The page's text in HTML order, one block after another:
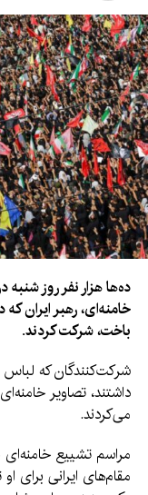
ده‌ها هزار نفر روز
خامنه‌ای، رهبر ایران
باخت، شرکت کردند.
شرکت‌کنندگان که لباس
داشتند، تصاویر
می‌کردند.
مراسم تشییع
مقام‌های ایرانی برای